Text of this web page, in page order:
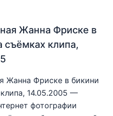
Жанна Фриске в
съёмках клипа,
Жанна Фриске в бикини
14.05.2005 —
фотографии